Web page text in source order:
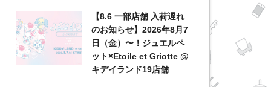
【8.6 一部店舗 入荷遅れ
のお知らせ】2026年8月7
日（金）〜！ジュエルペ
ット×Etoile et Griotte @
キデイランド19店舗